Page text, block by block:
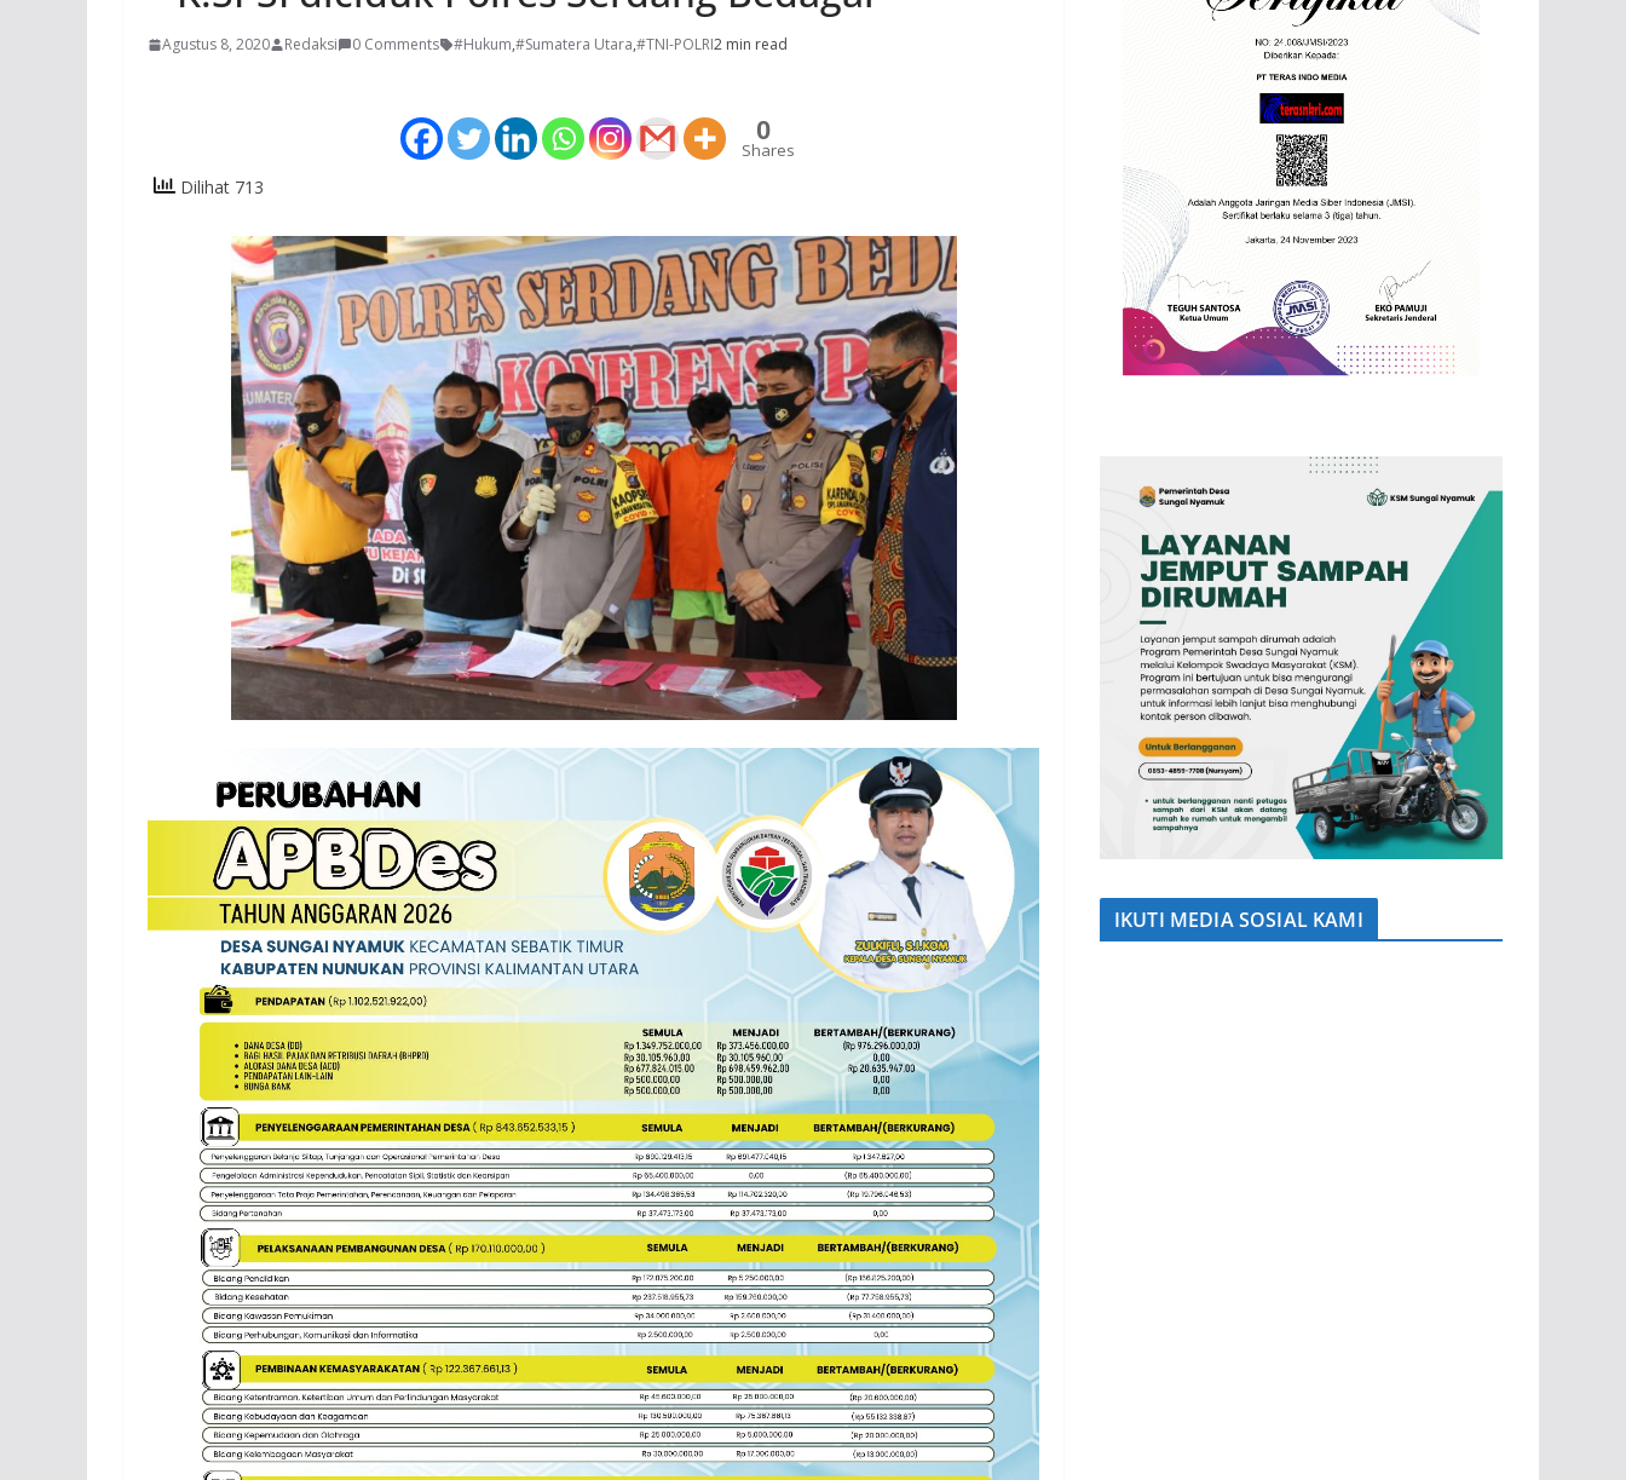
Agustus 8, 2020 Redaksi 0 Comments #Hukum,#Sumatera Utara,#TNI-POLRI2 min read
0
Shares
Dilihat 713
IKUTI MEDIA SOSIAL KAMI